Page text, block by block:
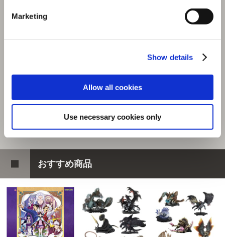
Marketing
Show details
Allow all cookies
Use necessary cookies only
【セット用】カプコンフィギュアビルダー スタンダードモ
デル Plus THE BEST 【復刻】 ～Vol.19・20・21～
99ポイント付与
おすすめ商品